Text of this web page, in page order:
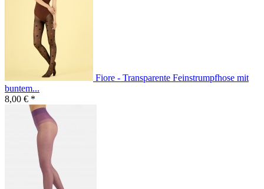
Fiore - Transparente Feinstrumpfhose mit
buntem...
8,00 € *